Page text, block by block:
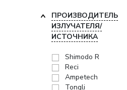
ПРОИЗВОДИТЕЛЬ
ИЗЛУЧАТЕЛЯ/
ИСТОЧНИКА
Shimodo R
Reci
Ampetech
Tongli